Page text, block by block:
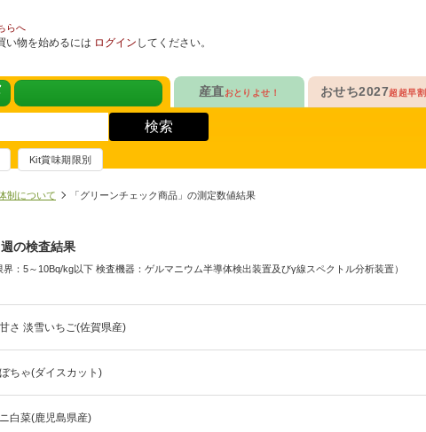
らへ
い物を始めるには ログイン してください。
ャンス
大集合
肉吸い
〆
チン雑貨
の緊急支援
い中
ヘルスケアKit
健康サポート食品
産直おとりよせ！
ナガノパープルも！
ファンが年々増！
夏にピッタリ
おせち2027超超早割
人気「高砂」と
大人も子どもも
人気二段重「高砂」と
検索
Kit賞味期限別
制について 「グリーンチェック商品」の測定数値結果
の検査結果
：5～10Bq/kg以下 検査機器：ゲルマニウム半導体検出装置及びγ線スペクトル分析装置）
さ 淡雪いちご(佐賀県産)
ちゃ(ダイスカット)
白菜(鹿児島県産)